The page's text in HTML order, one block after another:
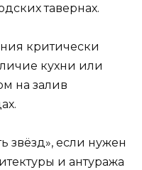
тавернах.
критически
кухни или
на залив
звёзд», если нужен
и антуража